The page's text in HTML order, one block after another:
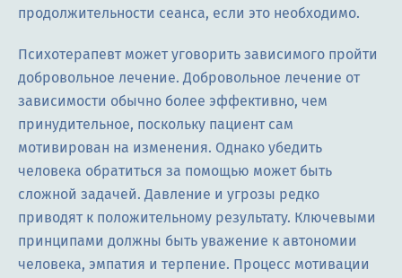
продолжительности сеанса, если это необходимо.
Психотерапевт может уговорить зависимого пройти
добровольное лечение. Добровольное лечение от
зависимости обычно более эффективно, чем
принудительное, поскольку пациент сам
мотивирован на изменения. Однако убедить
человека обратиться за помощью может быть
сложной задачей. Давление и угрозы редко
приводят к положительному результату. Ключевыми
принципами должны быть уважение к автономии
человека, эмпатия и терпение. Процесс мотивации